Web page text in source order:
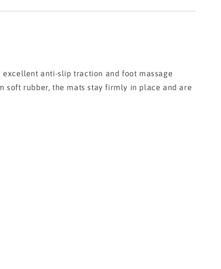
anti-slip traction and foot massage
soft rubber, the mats stay firmly in place and are